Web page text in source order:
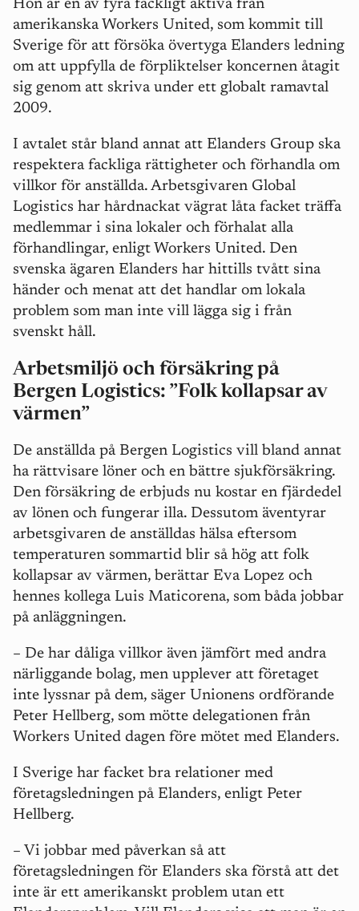
Hon är en av fyra fackligt aktiva från
amerikanska Workers United, som kommit till
Sverige för att försöka övertyga Elanders ledning
om att uppfylla de förpliktelser koncernen åtagit
sig genom att skriva under ett globalt ramavtal
2009.
I avtalet står bland annat att Elanders Group ska
respektera fackliga rättigheter och förhandla om
villkor för anställda. Arbetsgivaren Global
Logistics har hårdnackat vägrat låta facket träffa
medlemmar i sina lokaler och förhalat alla
förhandlingar, enligt Workers United. Den
svenska ägaren Elanders har hittills tvått sina
händer och menat att det handlar om lokala
problem som man inte vill lägga sig i från
svenskt håll.
Arbetsmiljö och försäkring på
Bergen Logistics: ”Folk kollapsar av
värmen”
De anställda på Bergen Logistics vill bland annat
ha rättvisare löner och en bättre sjukförsäkring.
Den försäkring de erbjuds nu kostar en fjärdedel
av lönen och fungerar illa. Dessutom äventyrar
arbetsgivaren de anställdas hälsa eftersom
temperaturen sommartid blir så hög att folk
kollapsar av värmen, berättar Eva Lopez och
hennes kollega Luis Maticorena, som båda jobbar
på anläggningen.
– De har dåliga villkor även jämfört med andra
närliggande bolag, men upplever att företaget
inte lyssnar på dem, säger Unionens ordförande
Peter Hellberg, som mötte delegationen från
Workers United dagen före mötet med Elanders.
I Sverige har facket bra relationer med
företagsledningen på Elanders, enligt Peter
Hellberg.
– Vi jobbar med påverkan så att
företagsledningen för Elanders ska förstå att det
inte är ett amerikanskt problem utan ett